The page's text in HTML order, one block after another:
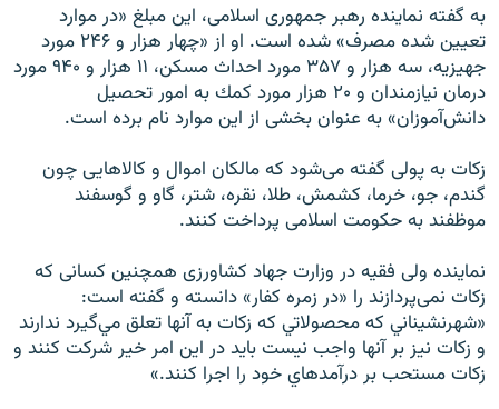
به گفته نماینده رهبر جمهوری اسلامی، این مبلغ «در موارد
تعيين شده مصرف» شده است. او از «چهار هزار و ۲۴۶ مورد
جهيزيه، سه هزار و ۳۵۷ مورد احداث مسكن، ۱۱ هزار و ۹۴۰ مورد
درمان نيازمندان و ۲۰ هزار مورد كمك به امور تحصيل
دانش‌آموزان» به عنوان بخشی از این موارد نام برده است.
زکات به پولی گفته می‌شود که مالکان اموال و کالاهایی چون
گندم، جو، خرما، کشمش، طلا، نقره، شتر، گاو و گوسفند
موظفند به حکومت اسلامی پرداخت کنند.
نماینده ولی فقیه در وزارت جهاد کشاورزی همچنین کسانی که
زکات نمی‌پردازند را «در زمره کفار» دانسته و گفته است:
«شهرنشيناني كه محصولاتي كه زكات به آنها تعلق مي‌گيرد ندارند
و زكات نيز بر آنها واجب نيست بايد در اين امر خير شركت كنند و
زكات مستحب بر درآمدهاي خود را اجرا كنند.»